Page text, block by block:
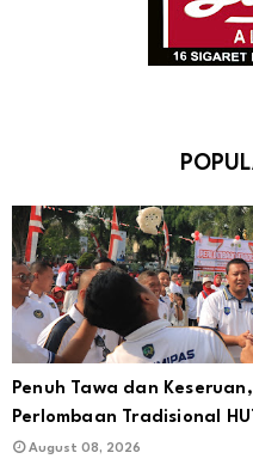
Penuh Tawa dan
Perlombaan Tradisional
August 08, 2026